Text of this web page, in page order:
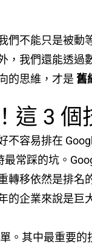
不能只是被
我們還能透過
的思維，才是舊
這 3
容易排在
最常踩的坑。
移依然是排
的企業來說是巨
。其中最重要